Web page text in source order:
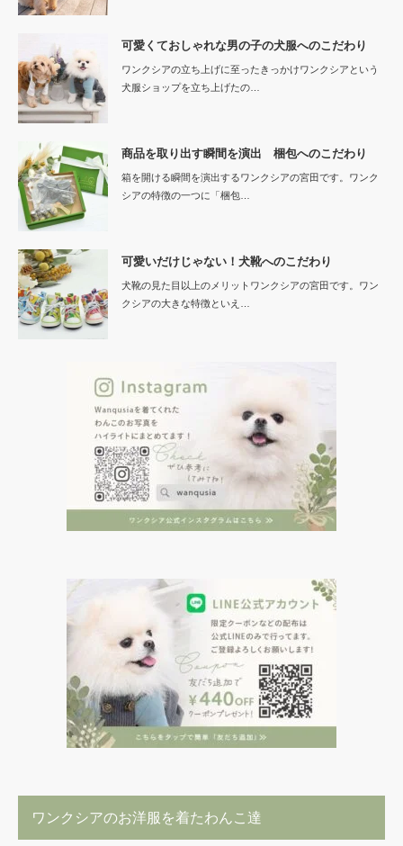
可愛くておしゃれな男の子の犬服へのこだわり
ワンクシアの立ち上げに至ったきっかけワンクシアという
犬服ショップを立ち上げたの…
商品を取り出す瞬間を演出 梱包へのこだわり
箱を開ける瞬間を演出するワンクシアの宮田です。ワンク
シアの特徴の一つに「梱包…
可愛いだけじゃない！犬靴へのこだわり
犬靴の見た目以上のメリットワンクシアの宮田です。ワン
クシアの大きな特徴といえ…
ワンクシアのお洋服を着たわんこ達